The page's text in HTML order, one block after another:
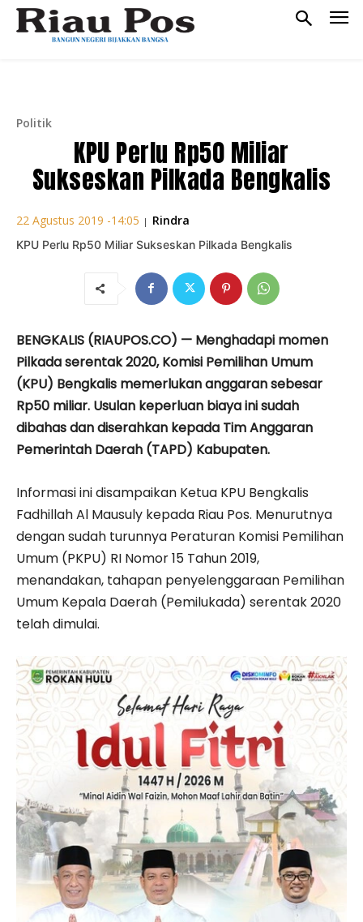
Politik
KPU Perlu Rp50 Miliar
Sukseskan Pilkada Bengkalis
22 Agustus 2019 -14:05 | Rindra
KPU Perlu Rp50 Miliar Sukseskan Pilkada Bengkalis
BENGKALIS (RIAUPOS.CO) — Menghadapi momen
Pilkada serentak 2020, Komisi Pemilihan Umum
(KPU) Bengkalis memerlukan anggaran sebesar
Rp50 miliar. Usulan keperluan biaya ini sudah
dibahas dan diserahkan kepada Tim Anggaran
Pemerintah Daerah (TAPD) Kabupaten.
Informasi ini disampaikan Ketua KPU Bengkalis
Fadhillah Al Mausuly kepada Riau Pos. Menurutnya
dengan sudah turunnya Peraturan Komisi Pemilihan
Umum (PKPU) RI Nomor 15 Tahun 2019,
menandakan, tahapan penyelenggaraan Pemilihan
Umum Kepala Daerah (Pemilukada) serentak 2020
telah dimulai.